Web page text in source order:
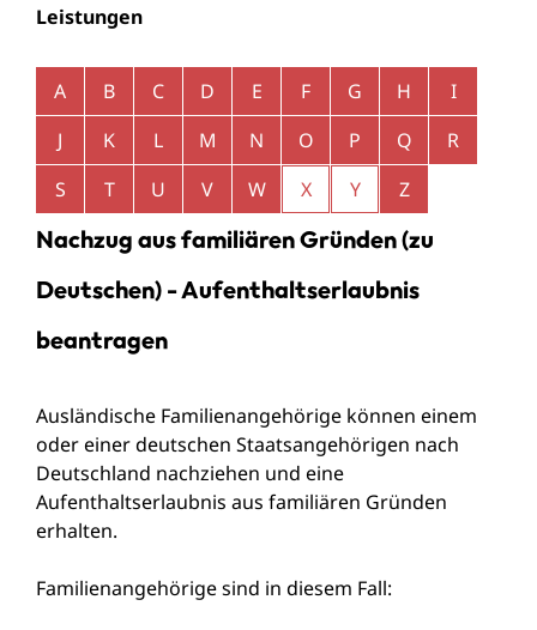
Leistungen
Alphabetisches Register überspringen
A B C D E F G H
I
J
K L M N O P Q
R
S
T U V W X Y Z
Nachzug aus familiären Gründen (zu
Deutschen) - Aufenthaltserlaubnis
beantragen
Ausländische Familienangehörige können einem
oder einer deutschen Staatsangehörigen nach
Deutschland nachziehen und eine
Aufenthaltserlaubnis aus familiären Gründen
erhalten.
Familienangehörige sind in diesem Fall: